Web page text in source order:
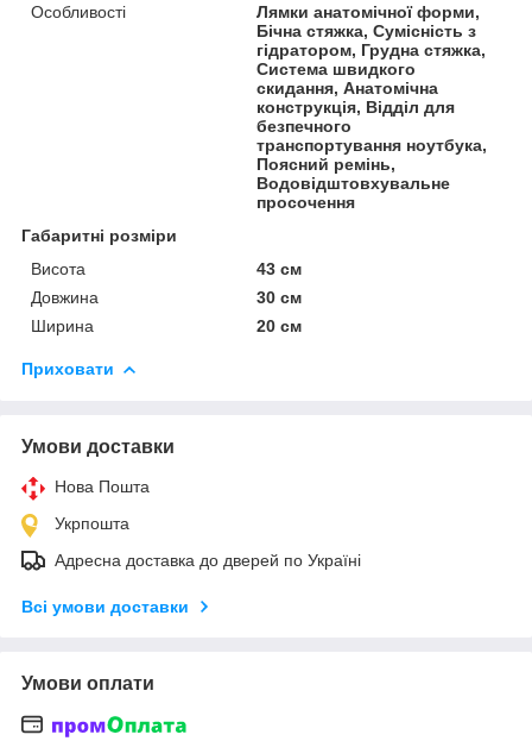
Особливості
Лямки анатомічної форми,
Бічна стяжка, Сумісність з
гідратором, Грудна стяжка,
Система швидкого
скидання, Анатомічна
конструкція, Відділ для
безпечного
транспортування ноутбука,
Поясний ремінь,
Водовідштовхувальне
просочення
Габаритні розміри
Висота
43 см
Довжина
30 см
Ширина
20 см
Приховати
Умови доставки
Нова Пошта
Укрпошта
Адресна доставка до дверей по Україні
Всі умови доставки
Умови оплати